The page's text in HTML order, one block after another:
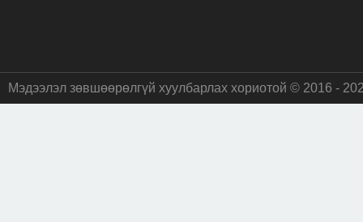
Мэдээлэл зөвшөөрөлгүй хуулбарлах хориотой © 2016 -